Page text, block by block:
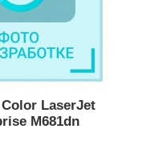
LaserJet
M681dn